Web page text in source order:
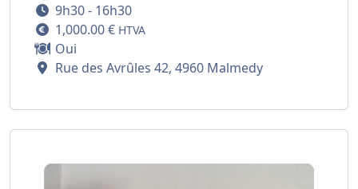
9h30 - 16h30
1,000.00 € HTVA
Oui
Rue des Avrûles 42, 4960 Malmedy